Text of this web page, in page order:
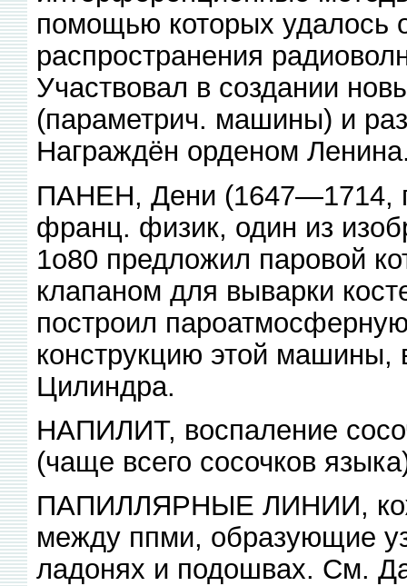
помощью которых удалось
распространения
Участвовал в создании
(параметрич. машины) и
Награждён орденом
ПАНЕН, Дени (1647—1714,
франц. физик, один из
1о80 предложил паровой
клапаном для выварки
построил
конструкцию этой машины,
Цилиндра.
НАПИЛИТ, воспаление
(чаще всего сосочков
ПАПИЛЛЯРНЫЕ ЛИНИИ,
между ппми, образующие
ладонях и подошвах. См.